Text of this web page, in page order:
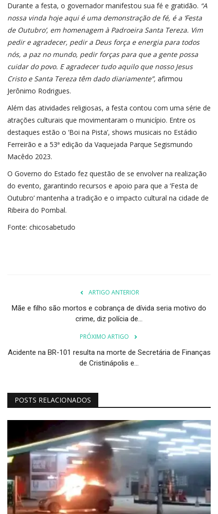
Durante a festa, o governador manifestou sua fé e gratidão. “A
nossa vinda hoje aqui é uma demonstração de fé, é a ‘Festa
de Outubro’, em homenagem à Padroeira Santa Tereza. Vim
pedir e agradecer, pedir a Deus força e energia para todos
nós, a paz no mundo, pedir forças para que a gente possa
cuidar do povo. E agradecer tudo aquilo que nosso Jesus
Cristo e Santa Tereza têm dado diariamente”, afirmou
Jerônimo Rodrigues.
Além das atividades religiosas, a festa contou com uma série de
atrações culturais que movimentaram o município. Entre os
destaques estão o ‘Boi na Pista’, shows musicais no Estádio
Ferreirão e a 53ª edição da Vaquejada Parque Segismundo
Macêdo 2023.
O Governo do Estado fez questão de se envolver na realização
do evento, garantindo recursos e apoio para que a ‘Festa de
Outubro’ mantenha a tradição e o impacto cultural na cidade de
Ribeira do Pombal.
Fonte: chicosabetudo
ARTIGO ANTERIOR
Mãe e filho são mortos e cobrança de dívida seria motivo do
crime, diz polícia de...
PRÓXIMO ARTIGO
Acidente na BR-101 resulta na morte de Secretária de Finanças
de Cristinápolis e...
POSTS RELACIONADOS